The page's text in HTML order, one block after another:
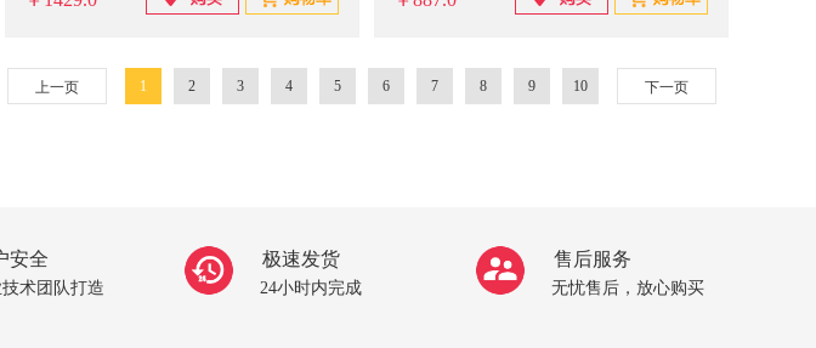
上一页 1 2 3 4 5 6 7 8 9 10 下一页
安全
术团队打造
极速发货
24小时内完成
售后服务
无忧售后，放心购买